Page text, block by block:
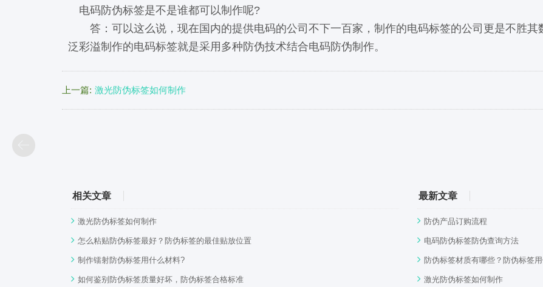
电码防伪标签是不是谁都可以制作呢?
答：可以这么说，现在国内的提供电码的公司不下一百家，制作的电码标签的公司更是不胜其
泛彩溢制作的电码标签就是采用多种防伪技术结合电码防伪制作。
上一篇: 激光防伪标签如何制作
相关文章
激光防伪标签如何制作
怎么粘贴防伪标签最好？防伪标签的最佳贴放位置
制作镭射防伪标签用什么材料?
如何鉴别防伪标签质量好坏，防伪标签合格标准
最新文章
防伪产品订购流程
电码防伪标签防伪查询方法
防伪标签材质有哪些？防伪标签
激光防伪标签如何制作